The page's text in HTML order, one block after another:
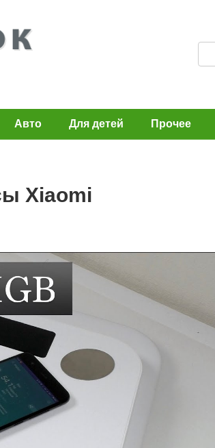
с
Авто Для детей Прочее
Хiaomi